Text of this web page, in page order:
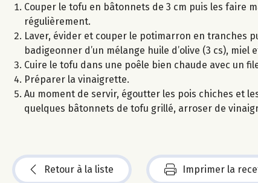
Couper le tofu en bâtonnets de 3 cm puis les faire
régulièrement.
Laver, évider et couper le potimarron en tranches
badigeonner d’un mélange huile d’olive (3 cs),
Cuire le tofu dans une poêle bien chaude avec un
Préparer la vinaigrette.
Au moment de servir, égoutter les pois chiches et
quelques bâtonnets de tofu grillé, arroser de
Retour à la liste Imprimer la